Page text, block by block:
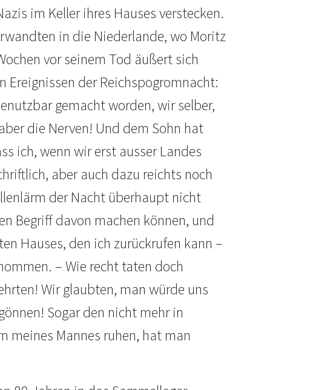
im Keller ihres Hauses verstecken.
in die Niederlande, wo Moritz
vor seinem Tod äußert sich
Ereignissen der Reichspogromnacht:
gemacht worden, wir selber,
die Nerven! Und dem Sohn hat
ich, wenn wir erst ausser Landes
aber auch dazu reichts noch
der Nacht überhaupt nicht
Begriff davon machen können, und
Hauses, den ich zurückrufen kann –
– Wie recht taten doch
Wir glaubten, man würde uns
Sogar den nicht mehr in
meines Mannes ruhen, hat man